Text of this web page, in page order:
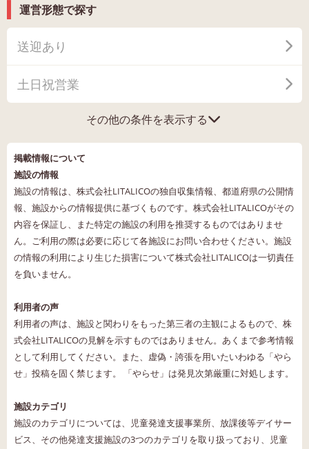
運営形態で探す
送迎あり
土日祝営業
その他の条件を表示する
掲載情報について
施設の情報
施設の情報は、株式会社LITALICOの独自収集情報、都道府県の公開情
報、施設からの情報提供に基づくものです。株式会社LITALICOがその
内容を保証し、また特定の施設の利用を推奨するものではありませ
ん。ご利用の際は必要に応じて各施設にお問い合わせください。施設
の情報の利用により生じた損害について株式会社LITALICOは一切責任
を負いません。
利用者の声
利用者の声は、施設と関わりをもった第三者の主観によるもので、株
式会社LITALICOの見解を示すものではありません。あくまで参考情報
として利用してください。また、虚偽・誇張を用いたいわゆる「やら
せ」投稿を固く禁じます。 「やらせ」は発見次第厳重に対処します。
施設カテゴリ
施設のカテゴリについては、児童発達支援事業所、放課後等デイサー
ビス、その他発達支援施設の3つのカテゴリを取り扱っており、児童